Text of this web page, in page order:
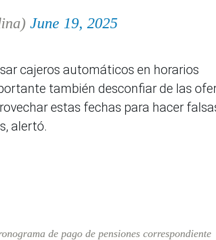
June 19, 2025
cajeros automáticos en horarios
también desconfiar de las
estas fechas para hacer
alertó.
de pago de pensiones correspondiente